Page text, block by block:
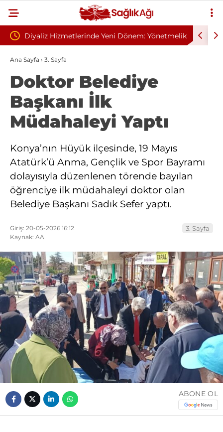
Yeni Dönem: Yönetmelik
Gelindi
Sivilce Sandı, Cilt Kanseri Çıktı:
Ana Sayfa › 3. Sayfa
Doktor Belediye
Başkanı İlk
Müdahaleyi Yaptı
Konya’nın Hüyük ilçesinde, 19 Mayıs
Atatürk’ü Anma, Gençlik ve Spor Bayramı
dolayısıyla düzenlenen törende bayılan
öğrenciye ilk müdahaleyi doktor olan
Belediye Başkanı Sadık Sefer yaptı.
Giriş: 20-05-2026 16:12
Kaynak: AA
3. Sayfa
ABONE OL